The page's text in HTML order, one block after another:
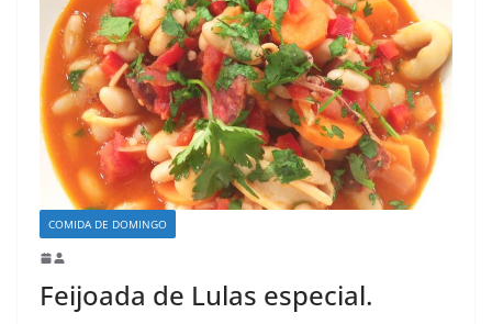
COMIDA DE DOMINGO
Feijoada de Lulas especial.